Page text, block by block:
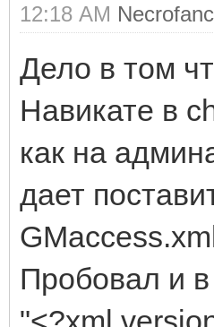
12:18 AM
Дело в том
Навикате в
как на
дает
Пробовал и